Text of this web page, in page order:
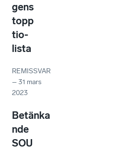
gens
topp
tio-
lista
REMISSVAR
–31 mars
2023
Betänka
nde
SOU